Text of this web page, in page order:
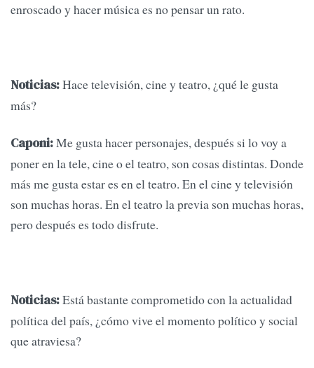
enroscado y hacer música es no pensar un rato.
Noticias:Hace televisión, cine y teatro, ¿qué le gusta
más?
Caponi:Me gusta hacer personajes, después si lo voy a
poner en la tele, cine o el teatro, son cosas distintas. Donde
más me gusta estar es en el teatro. En el cine y televisión
son muchas horas. En el teatro la previa son muchas horas,
pero después es todo disfrute.
Noticias:Está bastante comprometido con la actualidad
política del país, ¿cómo vive el momento político y social
que atraviesa?